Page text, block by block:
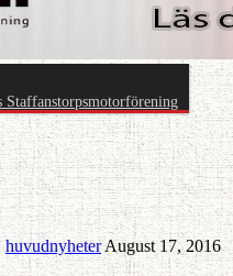
Staffanstorpsmotorförening
huvudnyheterAugust 17, 2016